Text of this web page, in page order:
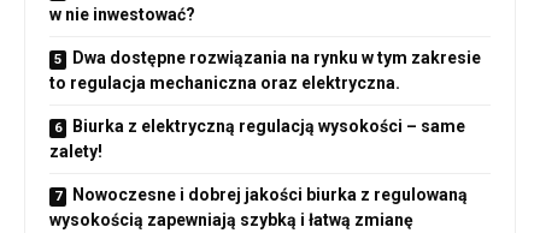
w nie inwestować?
Dwa dostępne rozwiązania na rynku w tym zakresie
to regulacja mechaniczna oraz elektryczna.
Biurka z elektryczną regulacją wysokości – same
zalety!
Nowoczesne i dobrej jakości biurka z regulowaną
wysokością zapewniają szybką i łatwą zmianę